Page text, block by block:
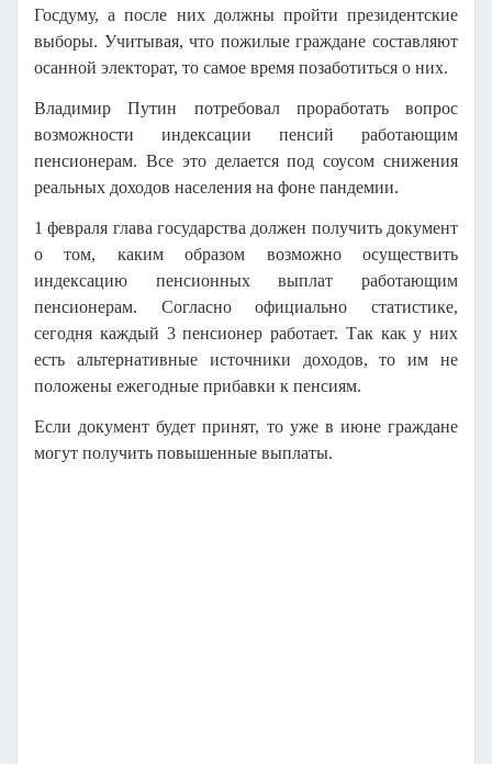
Госдуму, а после них должны пройти президентские
выборы. Учитывая, что пожилые граждане составляют
осанной электорат, то самое время позаботиться о них.
Владимир Путин потребовал проработать вопрос
возможности индексации пенсий работающим
пенсионерам. Все это делается под соусом снижения
реальных доходов населения на фоне пандемии.
1 февраля глава государства должен получить документ
о том, каким образом возможно осуществить
индексацию пенсионных выплат работающим
пенсионерам. Согласно официально статистике,
сегодня каждый 3 пенсионер работает. Так как у них
есть альтернативные источники доходов, то им не
положены ежегодные прибавки к пенсиям.
Если документ будет принят, то уже в июне граждане
могут получить повышенные выплаты.